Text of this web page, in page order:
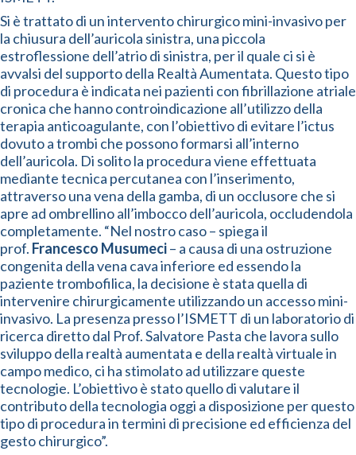
Si è trattato di un intervento chirurgico mini-invasivo per
la chiusura dell’auricola sinistra, una piccola
estroflessione dell’atrio di sinistra, per il quale ci si è
avvalsi del supporto della Realtà Aumentata. Questo tipo
di procedura è indicata nei pazienti con fibrillazione atriale
cronica che hanno controindicazione all’utilizzo della
terapia anticoagulante, con l’obiettivo di evitare l’ictus
dovuto a trombi che possono formarsi all’interno
dell’auricola. Di solito la procedura viene effettuata
mediante tecnica percutanea con l’inserimento,
attraverso una vena della gamba, di un occlusore che si
apre ad ombrellino all’imbocco dell’auricola, occludendola
completamente. “Nel nostro caso – spiega il
prof. Francesco Musumeci– a causa di una ostruzione
congenita della vena cava inferiore ed essendo la
paziente trombofilica, la decisione è stata quella di
intervenire chirurgicamente utilizzando un accesso mini-
invasivo. La presenza presso l’ISMETT di un laboratorio di
ricerca diretto dal Prof. Salvatore Pasta che lavora sullo
sviluppo della realtà aumentata e della realtà virtuale in
campo medico, ci ha stimolato ad utilizzare queste
tecnologie. L’obiettivo è stato quello di valutare il
contributo della tecnologia oggi a disposizione per questo
tipo di procedura in termini di precisione ed efficienza del
gesto chirurgico”.